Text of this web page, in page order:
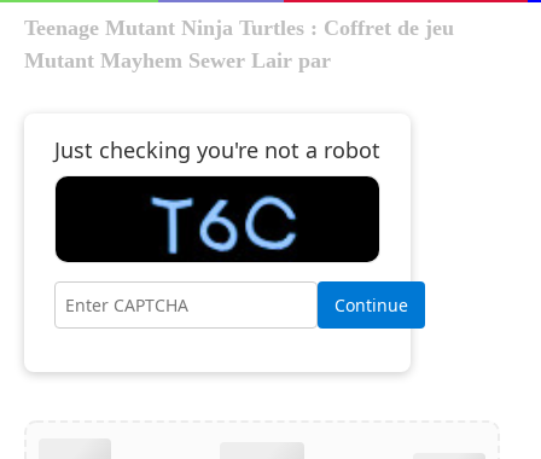
Teenage Mutant Ninja Turtles : Coffret de jeu
Mutant Mayhem Sewer Lair par
Just checking you're not a robot
Continue